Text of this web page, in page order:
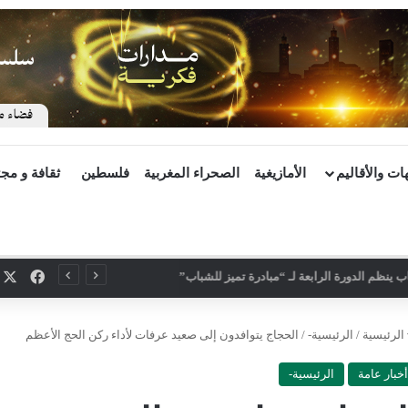
والأقاليم الأمازيغية الصحراء المغربية فلسطين ثقافة و
ينظم الدورة الرابعة لـ “مبادرة تميز للشباب”
الرئيسية / الرئيسية- / الحجاج يتوافدون إلى صعيد عرفات لأداء ركن الحج الأعظم
أخبار عامة الرئيسية-